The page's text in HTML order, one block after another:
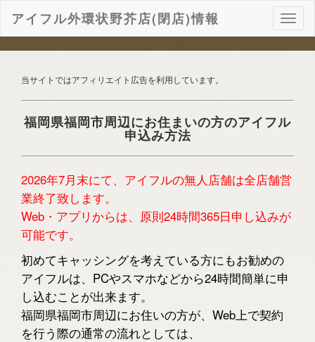
ナ
ビ
ゲ
ン
アイフル外環状野芥店(閉店)情報
当サイトではアフィリエイト広告を利用しています。
福岡県福岡市周辺にお住まいの方のアイフル
申込み方法
2026年7月末にて、アイフルの無人店舗は全店舗営
業終了致します。
Web・アプリからは、原則24時間365日申し込みが
可能です。
初めてキャッシングを考えている方にもお勧めの
アイフルは、PCやスマホなどから24時間簡単に申
し込むことが出来ます。
福岡県福岡市周辺にお住いの方が、Web上で契約
を行う際の通常の流れとしては、